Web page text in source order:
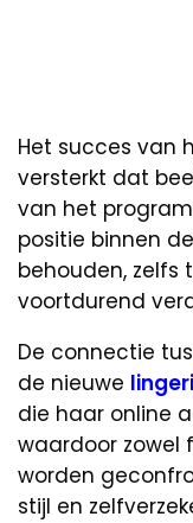
Het succes van
versterkt dat
van het
positie binnen
behouden, zelfs
voortdurend
De connectie
de nieuwe
die haar online
waardoor zowel
worden
stijl en